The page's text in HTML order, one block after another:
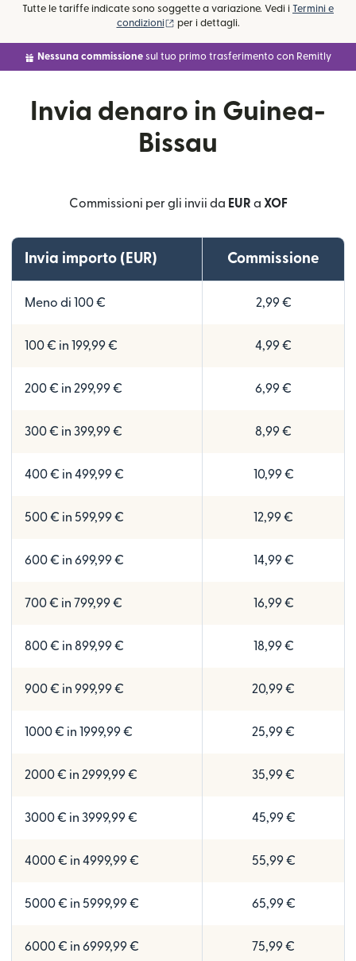
Tutte le tariffe indicate sono soggette a variazione. Vedi i Termini e
condizioni
(si apre in una nuova finestra)
per i dettagli.
Nessuna commissione sul tuo primo trasferimento con Remitly
Invia denaro in Guinea-
Bissau
Commissioni per gli invii da EUR a XOF
Invia importo (EUR) Commissione
Meno di 100 € 2,99 €
100 € in 199,99 € 4,99 €
200 € in 299,99 € 6,99 €
300 € in 399,99 € 8,99 €
400 € in 499,99 € 10,99 €
500 € in 599,99 € 12,99 €
600 € in 699,99 € 14,99 €
700 € in 799,99 € 16,99 €
800 € in 899,99 € 18,99 €
900 € in 999,99 € 20,99 €
1000 € in 1999,99 € 25,99 €
2000 € in 2999,99 € 35,99 €
3000 € in 3999,99 € 45,99 €
4000 € in 4999,99 € 55,99 €
5000 € in 5999,99 € 65,99 €
6000 € in 6999,99 € 75,99 €